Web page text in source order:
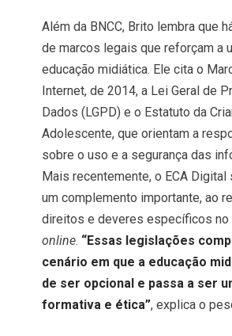
Além da BNCC, Brito lembra que
de marcos legais que reforçam a
educação midiática. Ele cita o
Internet, de 2014, a Lei Geral de
Dados (LGPD) e o Estatuto da
Adolescente, que orientam a
sobre o uso e a segurança das
Mais recentemente, o ECA Digital
um complemento importante, ao
direitos e deveres específicos no
online. “Essas legislações
cenário em que a educação
de ser opcional e passa a ser
formativa e ética”, explica o